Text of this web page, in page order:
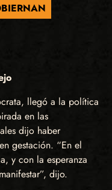
llegó a la política
en las
dijo haber
gestación. “En el
y con la esperanza
dijo.